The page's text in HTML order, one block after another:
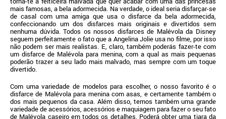
mais famosas, a bela adormecida. Na verdade, o ideal seria disfarçar-se
de casal com uma amiga que usa o disfarce da bela adormecida,
confeccionando um dos disfarces mais originais e divertidos sem
nenhuma dúvida. Todos os nossos disfarces de Malévola da Disney
seguem perfeitamente o fato que a Angelina Jolie usa no filme, por isso
não podem ser mais realistas. E, claro, também poderás fazer-te com
um disfarce de Malévola para menina, com a qual as mais pequenas
poderão trazer a seu lado mais malvado, mas sempre com um toque
divertido.
Com uma variedade de modelos para escolher, o nosso favorito é o
disfarce de Malévola para menina com asas, e certamente também o
dos mais pequenos da casa. Além disso, temos também uma grande
variedade de acessórios, acessórios e maquiagem para fazer o seu fato
de Malévola caseiro em todos os detalhes. Poderá obter uma tiara da